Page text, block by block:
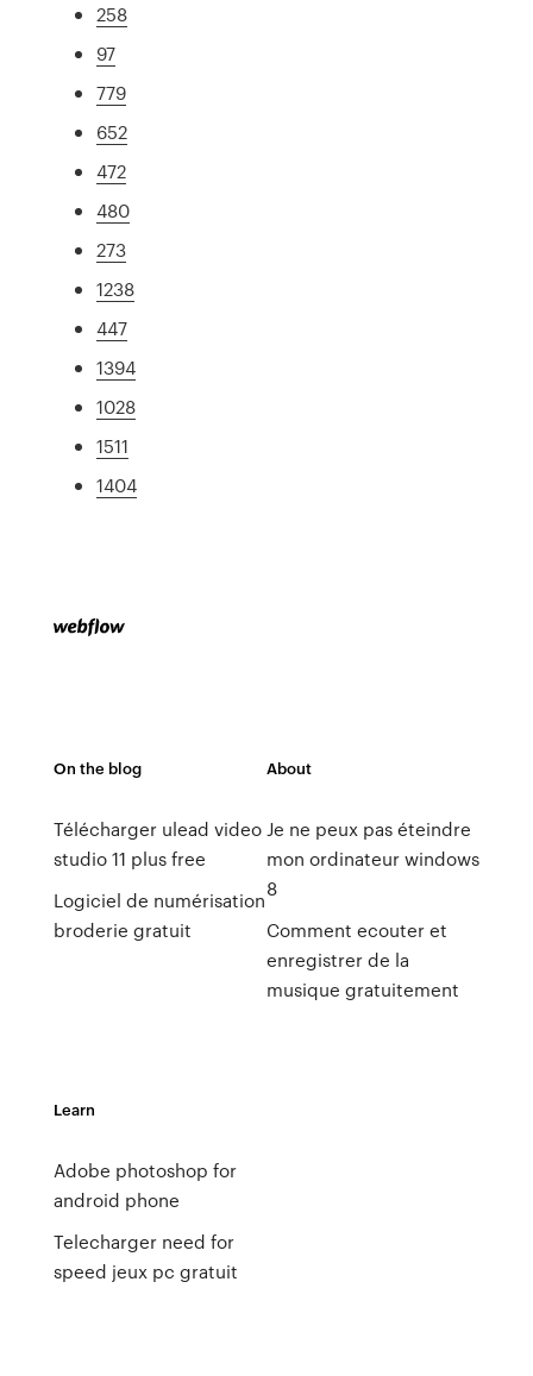
258
97
779
652
472
480
273
1238
447
1394
1028
1511
1404
On the blog
Télécharger ulead video
studio 11 plus free
Logiciel de numérisation
broderie gratuit
About
Je ne peux pas éteindre
mon ordinateur windows
8
Comment ecouter et
enregistrer de la
musique gratuitement
Learn
Adobe photoshop for
android phone
Telecharger need for
speed jeux pc gratuit